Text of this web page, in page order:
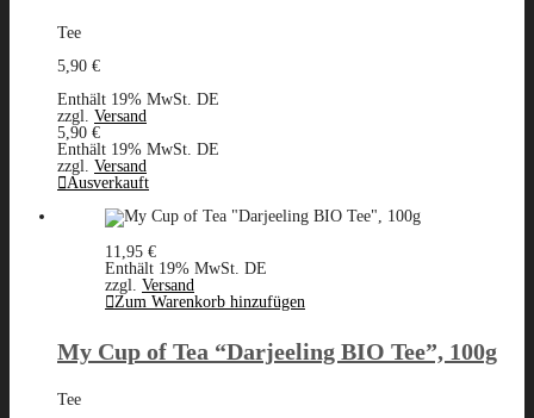
Tee
5,90 €
Enthält 19% MwSt. DE
zzgl. Versand
5,90 €
Enthält 19% MwSt. DE
zzgl. Versand
Ausverkauft
11,95 €
Enthält 19% MwSt. DE
zzgl. Versand
Zum Warenkorb hinzufügen
My Cup of Tea “Darjeeling BIO Tee”, 100g
Tee